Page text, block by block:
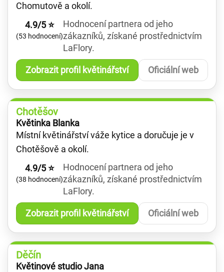
Chomutově a okolí.
4.9/5 ⭐
(53 hodnocení)
Hodnocení partnera od jeho
zákazníků, získané prostřednictvím
LaFlory.
Zobrazit profil květinářství Oficiální web
Chotěšov
Květinka Blanka
Místní květinářství váže kytice a doručuje je v
Chotěšově a okolí.
4.9/5 ⭐
(38 hodnocení)
Hodnocení partnera od jeho
zákazníků, získané prostřednictvím
LaFlory.
Zobrazit profil květinářství Oficiální web
Děčín
Květinové studio Jana